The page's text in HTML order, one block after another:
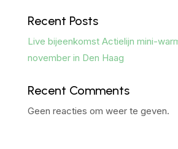
Recent Posts
Live bijeenkomst Actielijn mini-
november in Den Haag
Recent Comments
Geen reacties om weer te geven.